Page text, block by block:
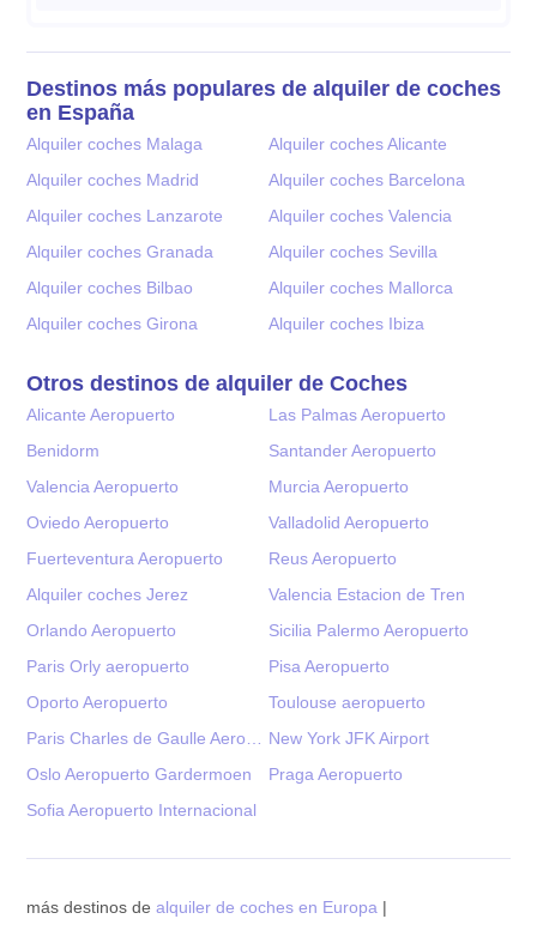
Destinos más populares de alquiler de coches
en España
Alquiler coches Malaga
Alquiler coches Alicante
Alquiler coches Madrid
Alquiler coches Barcelona
Alquiler coches Lanzarote
Alquiler coches Valencia
Alquiler coches Granada
Alquiler coches Sevilla
Alquiler coches Bilbao
Alquiler coches Mallorca
Alquiler coches Girona
Alquiler coches Ibiza
Otros destinos de alquiler de Coches
Alicante Aeropuerto
Las Palmas Aeropuerto
Benidorm
Santander Aeropuerto
Valencia Aeropuerto
Murcia Aeropuerto
Oviedo Aeropuerto
Valladolid Aeropuerto
Fuerteventura Aeropuerto
Reus Aeropuerto
Alquiler coches Jerez
Valencia Estacion de Tren
Orlando Aeropuerto
Sicilia Palermo Aeropuerto
Paris Orly aeropuerto
Pisa Aeropuerto
Oporto Aeropuerto
Toulouse aeropuerto
New York JFK Airport
Oslo Aeropuerto Gardermoen
Praga Aeropuerto
Sofia Aeropuerto Internacional
más destinos dealquiler de coches en Europa |